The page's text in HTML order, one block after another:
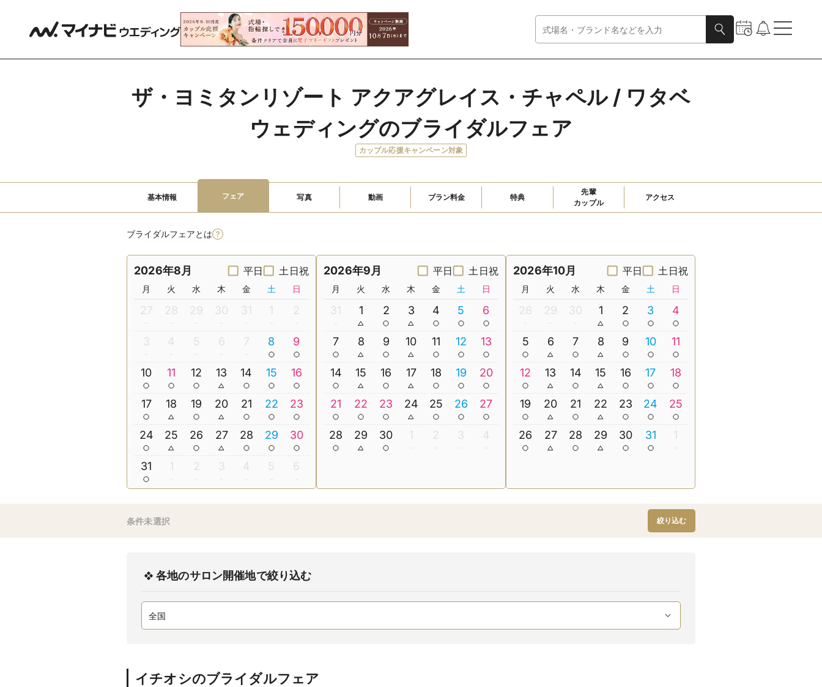
ザ・ヨミタンリゾート アクアグレイス・チャペル / ワタベ
ウェディングのブライダルフェア
カップル応援キャンペーン対象
基本情報 フェア 写真 動画 プラン料金 特典
先輩
カップル
アクセス
ブライダルフェアとは
2026年8月 平日 土日祝
月 火 水 木 金 土 日
27 28 29 30 31 1 2
3 4 5 6 7 8 9
10 11 12 13 14 15 16
17 18 19 20 21 22 23
24 25 26 27 28 29 30
31 1 2 3 4 5 6
2026年9月 平日 土日祝
月 火 水 木 金 土 日
31 1 2 3 4 5 6
7 8 9 10 11 12 13
14 15 16 17 18 19 20
21 22 23 24 25 26 27
28 29 30 1 2 3 4
2026年10月 平日 土日祝
月 火 水 木 金 土 日
28 29 30 1 2 3 4
5 6 7 8 9 10 11
12 13 14 15 16 17 18
19 20 21 22 23 24 25
26 27 28 29 30 31 1
条件未選択 絞り込む
各地のサロン開催地で絞り込む
イチオシのブライダルフェア